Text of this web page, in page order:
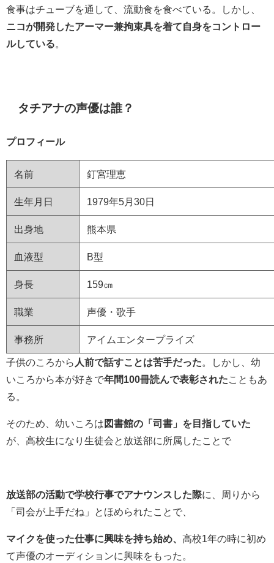
食事はチューブを通して、流動食を食べている。しかし、
ニコが開発したアーマー兼拘束具を着て自身をコントロー
ルしている。
タチアナの声優は誰？
プロフィール
名前 釘宮理恵
生年月日 1979年5月30日
出身地 熊本県
血液型 B型
身長 159㎝
職業 声優・歌手
事務所 アイムエンタープライズ
子供のころから 人前で話すことは苦手だった。しかし、幼
いころから本が好きで年間100冊読んで表彰されたこともあ
る。
そのため、幼いころは 図書館の「司書」を目指していた
が、高校生になり生徒会と放送部に所属したことで
放送部の活動で学校行事でアナウンスした際に、周りから
「司会が上手だね」とほめられたことで、
マイクを使った仕事に興味を持ち始め、 高校1年の時に初め
て声優のオーディションに興味をもった。